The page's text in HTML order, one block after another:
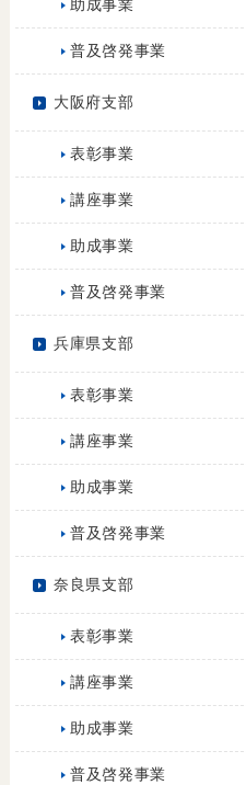
助成事業
普及啓発事業
大阪府支部
表彰事業
講座事業
助成事業
普及啓発事業
兵庫県支部
表彰事業
講座事業
助成事業
普及啓発事業
奈良県支部
表彰事業
講座事業
助成事業
普及啓発事業